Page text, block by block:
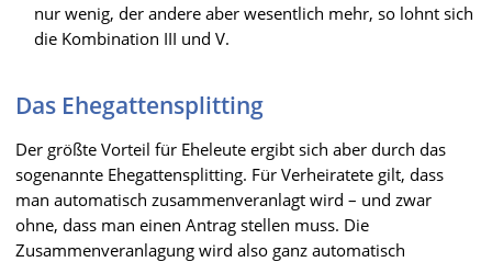
nur wenig, der andere aber wesentlich mehr, so lohnt sich
die Kombination III und V.
Das Ehegattensplitting
Der größte Vorteil für Eheleute ergibt sich aber durch das
sogenannte Ehegattensplitting. Für Verheiratete gilt, dass
man automatisch zusammenveranlagt wird – und zwar
ohne, dass man einen Antrag stellen muss. Die
Zusammenveranlagung wird also ganz automatisch